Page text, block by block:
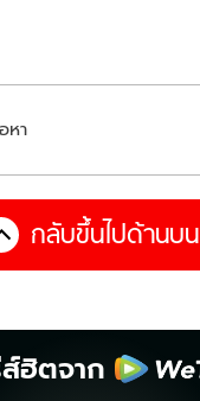
หา
กลับขึ้นไปด้านบน
ฮิตจาก